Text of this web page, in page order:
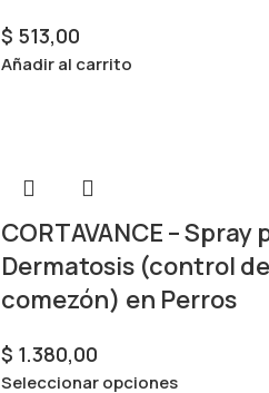
$ 513,00
Añadir al carrito
CORTAVANCE – Spray
Dermatosis (control
comezón) en Perros
$ 1.380,00
Seleccionar opciones